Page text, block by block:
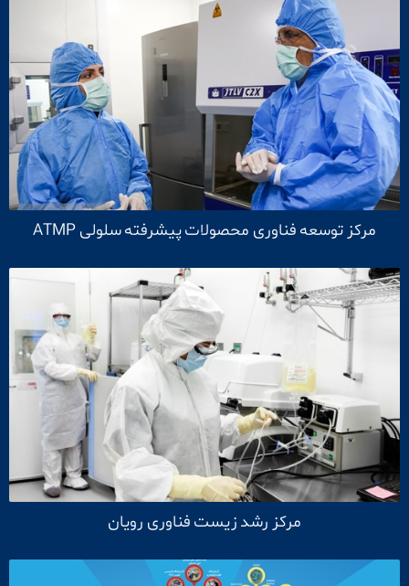
مرکز توسعه فناوری محصولات پیشرفته سلولی ATMP
مرکز رشد زیست فناوری رویان